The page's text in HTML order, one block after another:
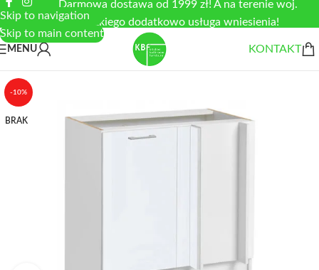
Skip to navigation
Skip to main content
Darmowa dostawa od 1999 zł! A na terenie woj.
łódzkiego dodatkowo usługa wniesienia!
MENU KONTAKT
-10%
BRAK